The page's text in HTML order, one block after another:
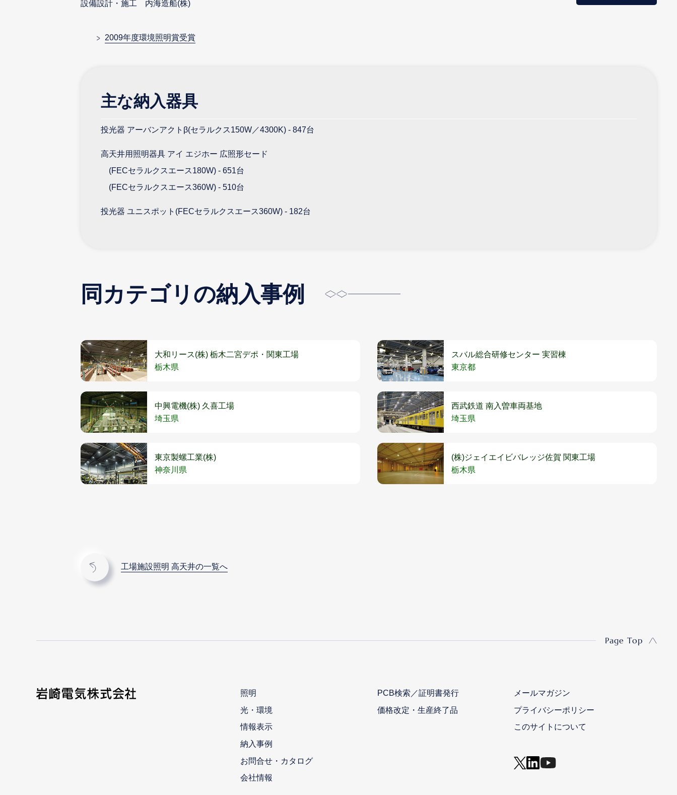
設備設計・施工 内海造船(株)
2009年度環境照明賞受賞
主な納入器具
投光器 アーバンアクトβ(セラルクス150W／4300K) - 847台
高天井用照明器具 アイ エジホー 広照形セード
(FECセラルクスエース180W) - 651台
(FECセラルクスエース360W) - 510台
投光器 ユニスポット(FECセラルクスエース360W) - 182台
同カテゴリの納入事例
大和リース(株) 栃木二宮デポ・関東工場
栃木県
スバル総合研修センター 実習棟
東京都
中興電機(株) 久喜工場
埼玉県
西武鉄道 南入曽車両基地
埼玉県
東京製螺工業(株)
神奈川県
(株)ジェイエイビバレッジ佐賀 関東工場
栃木県
工場施設照明 高天井の一覧へ
Page Top
照明
光・環境
情報表示
納入事例
お問合せ・カタログ
会社情報
PCB検索／証明書発行
価格改定・生産終了品
メールマガジン
プライバシーポリシー
このサイトについて